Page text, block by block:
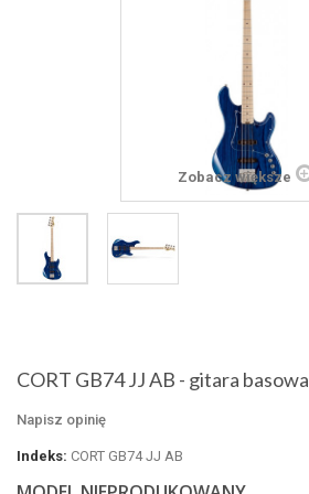
Zobacz większe
CORT GB74 JJ AB - gitara basowa
Napisz opinię
Indeks: CORT GB74 JJ AB